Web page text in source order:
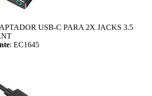
USB-C PARA 2X JACKS 3.5
: EC1645